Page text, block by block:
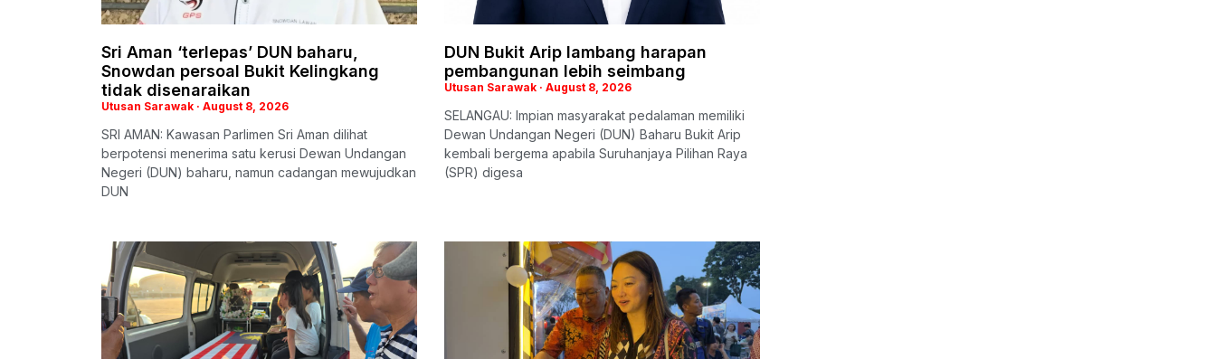
Sri Aman ‘terlepas’ DUN baharu,
Snowdan persoal Bukit Kelingkang
tidak disenaraikan
Utusan Sarawak August 8, 2026
SRI AMAN: Kawasan Parlimen Sri Aman dilihat
berpotensi menerima satu kerusi Dewan Undangan
Negeri (DUN) baharu, namun cadangan mewujudkan
DUN
DUN Bukit Arip lambang harapan
pembangunan lebih seimbang
Utusan Sarawak August 8, 2026
SELANGAU: Impian masyarakat pedalaman memiliki
Dewan Undangan Negeri (DUN) Baharu Bukit Arip
kembali bergema apabila Suruhanjaya Pilihan Raya
(SPR) digesa